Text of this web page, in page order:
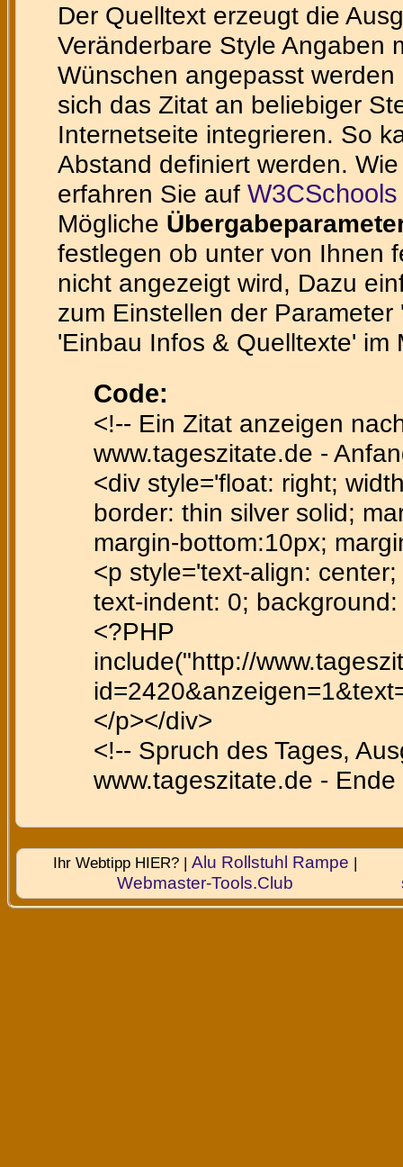
Der Quelltext erzeugt die
Veränderbare Style Angaben
Wünschen angepasst
sich das Zitat an beliebiger
Internetseite integrieren. So
Abstand definiert werden.
erfahren Sie auf
Mögliche
festlegen ob unter von Ihnen
nicht angezeigt wird, Dazu
zum Einstellen der
'Einbau Infos & Quelltexte' im
Code:
<!-- Ein Zitat anzeigen
www.tageszitate.de -
<div style='float: right;
border: thin silver solid;
margin-bottom:10px;
<p style='text-align:
text-indent: 0;
<?PHP
include("http://
</p></div>
<!-- Spruch des Tages,
www.tageszitate.de - Ende
Ihr Webtipp HIER? |Alu Rollstuhl Rampe |
Webmaster-Tools.Club